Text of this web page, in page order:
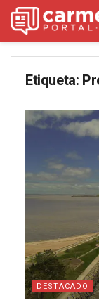
Etiqueta:
DESTACADO